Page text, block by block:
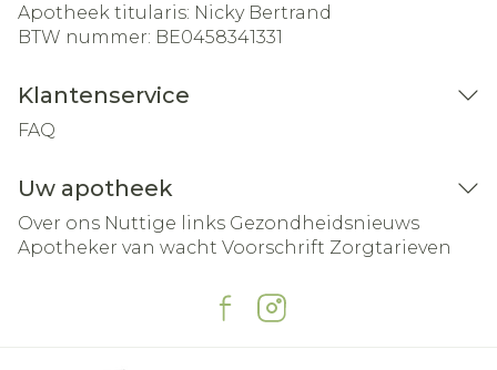
Apotheek titularis: Nicky Bertrand
BTW nummer: BE0458341331
Klantenservice
FAQ
Uw apotheek
Over ons Nuttige links Gezondheidsnieuws
Apotheker van wacht Voorschrift Zorgtarieven